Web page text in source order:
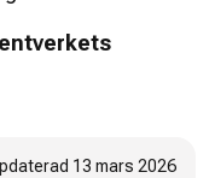
13 mars 2026